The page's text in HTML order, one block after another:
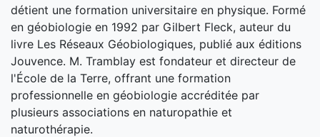
détient une formation universitaire en physique. Formé
en géobiologie en 1992 par Gilbert Fleck, auteur du
livre Les Réseaux Géobiologiques, publié aux éditions
Jouvence. M. Tramblay est fondateur et directeur de
l'École de la Terre, offrant une formation
professionnelle en géobiologie accréditée par
plusieurs associations en naturopathie et
naturothérapie.